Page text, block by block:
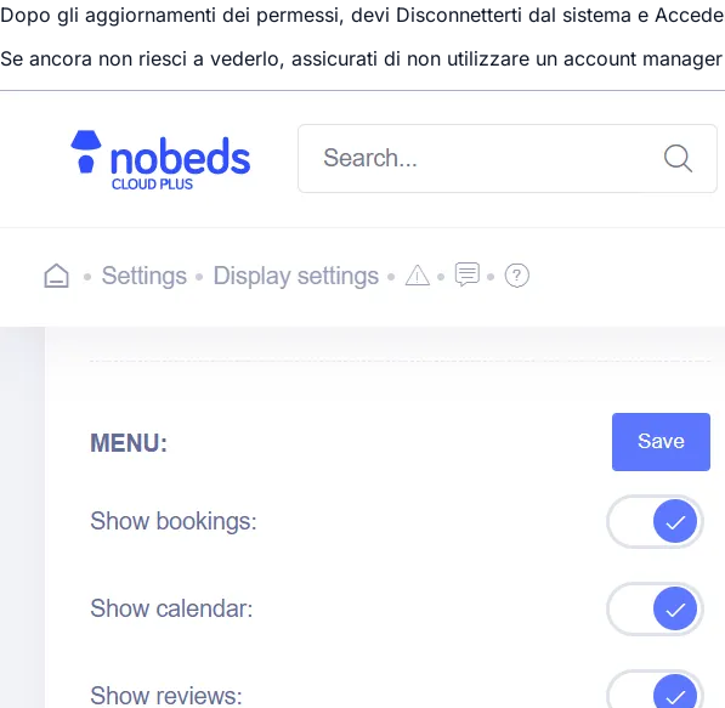
Dopo gli aggiornamenti dei permessi, devi Disconnetterti dal sistema e
Se ancora non riesci a vederlo, assicurati di non utilizzare un account